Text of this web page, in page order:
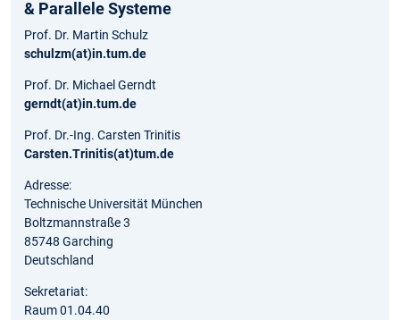
& Parallele Systeme
Prof. Dr. Martin Schulz
schulzm(at)in.tum.de
Prof. Dr. Michael Gerndt
gerndt(at)in.tum.de
Prof. Dr.-Ing. Carsten Trinitis
Carsten.Trinitis(at)tum.de
Adresse:
Technische Universität München
Boltzmannstraße 3
85748 Garching
Deutschland
Sekretariat:
Raum 01.04.40